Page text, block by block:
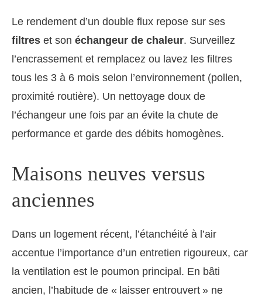
Le rendement d’un double flux repose sur ses
filtres et son échangeur de chaleur. Surveillez
l’encrassement et remplacez ou lavez les filtres
tous les 3 à 6 mois selon l’environnement (pollen,
proximité routière). Un nettoyage doux de
l’échangeur une fois par an évite la chute de
performance et garde des débits homogènes.
Maisons neuves versus
anciennes
Dans un logement récent, l’étanchéité à l’air
accentue l’importance d’un entretien rigoureux, car
la ventilation est le poumon principal. En bâti
ancien, l’habitude de « laisser entrouvert » ne